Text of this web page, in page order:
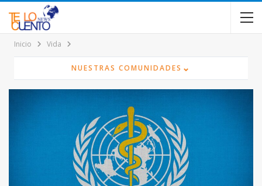
Inicio Vida
NUESTRAS COMUNIDADES ⌄